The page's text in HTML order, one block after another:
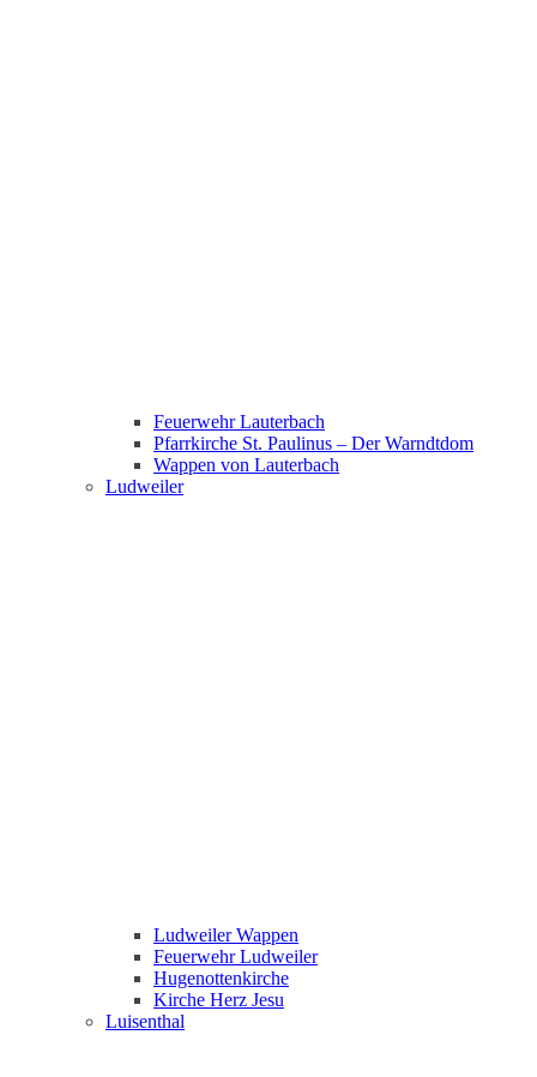
Feuerwehr Lauterbach
Pfarrkirche St. Paulinus – Der Warndtdom
Wappen von Lauterbach
Ludweiler
Ludweiler Wappen
Feuerwehr Ludweiler
Hugenottenkirche
Kirche Herz Jesu
Luisenthal